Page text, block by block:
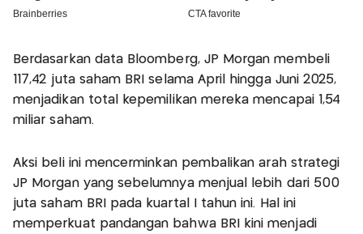
Berdasarkan data Bloomberg, JP Morgan membeli
117,42 juta saham BRI selama April hingga Juni 2025,
menjadikan total kepemilikan mereka mencapai 1,54
miliar saham.
Aksi beli ini mencerminkan pembalikan arah strategi
JP Morgan yang sebelumnya menjual lebih dari 500
juta saham BRI pada kuartal I tahun ini. Hal ini
memperkuat pandangan bahwa BRI kini menjadi